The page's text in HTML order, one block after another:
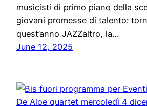
musicisti di primo piano della
giovani promesse di talento:
quest’anno JAZZaltro, la…
June 12, 2025